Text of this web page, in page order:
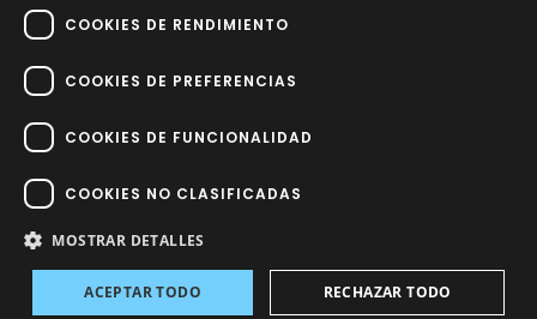
Lunes a viernes
10:00 a 14:00 / 18:00 a 21:00
Factory Sport 2023© – Todos los derechos reservados | Hecho por
Impulsoh Performance Marketing
COOKIES DE RENDIMIENTO
COOKIES DE PREFERENCIAS
COOKIES DE FUNCIONALIDAD
COOKIES NO CLASIFICADAS
MOSTRAR DETALLES
ACEPTAR TODO RECHAZAR TODO